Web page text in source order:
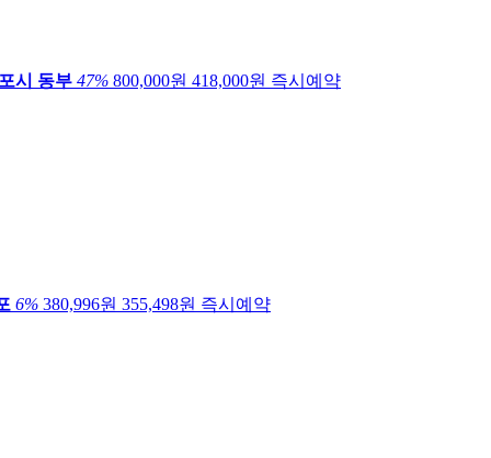
시 동부 47% 800,000원 418,000원 즉시예약
6% 380,996원 355,498원 즉시예약